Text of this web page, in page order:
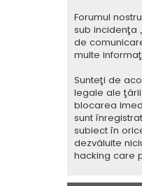
Forumul
sub incidenţa „
de
multe
Sunteţi de
legale ale
blocarea
sunt
subiect în
dezvăluite
hacking care